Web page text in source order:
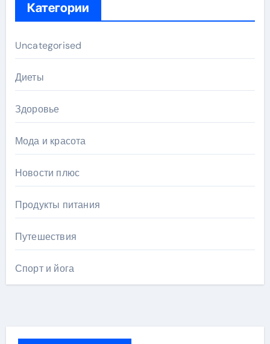
Категории
Uncategorised
Диеты
Здоровье
Мода и красота
Новости плюс
Продукты питания
Путешествия
Спорт и йога